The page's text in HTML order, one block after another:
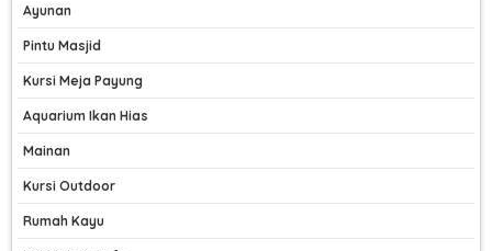
Ayunan
Pintu Masjid
Kursi Meja Payung
Aquarium Ikan Hias
Mainan
Kursi Outdoor
Rumah Kayu